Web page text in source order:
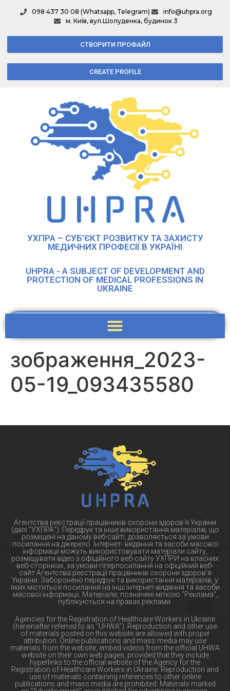
098 437 30 08 (Whatsapp, Telegram)
info@uhpra.org
м. Київ, вул.Шолуденка, будинок 3
СТВОРИТИ ПРОФАЙЛ
CREATE PROFILE
УХПРА – СУБ’ЄКТ РОЗВИТКУ ТА ЗАХИСТУ
МЕДИЧНИХ ПРОФЕСІЇ В УКРАЇНІ
UHPRA - A SUBJECT OF DEVELOPMENT AND
PROTECTION OF MEDICAL PROFESSIONS IN
UKRAINE
зображення_2023-
05-19_093435580
Агентства реєстрації працівників охорони здоров’я України
(далі "УХПРА"). Передрук та інше використання матеріалів, що
розміщені на даному веб-сайті, дозволяється за умови
посилання на джерело. Інтернет- видання та засоби масової
інформації можуть використовувати матеріали сайту,
розміщувати відео з офіційного веб-сайту УХПРИ на власних
веб-сторінках, за умови гіперпосилання на офіційний веб-
сайт Агентства реєстрації працівників охорони здоров’я
України. Заборонено передрук та використання матеріалів, у
яких міститься посилання на інші інтернет-видання та засоби
масової інформації. Матеріали, позначені міткою "Реклама",
публікуються на правах реклами.
Agencies for the Registration of Healthcare Workers in Ukraine
(hereinafter referred to as "UHWA"). Reproduction and other use
of materials posted on this website are allowed with proper
attribution. Online publications and mass media may use
materials from the website, embed videos from the official UHWA
website on their own web pages, provided that they include
hyperlinks to the official website of the Agency for the
Registration of Healthcare Workers in Ukraine. Reproduction and
use of materials containing references to other online
publications and mass media are prohibited. Materials marked